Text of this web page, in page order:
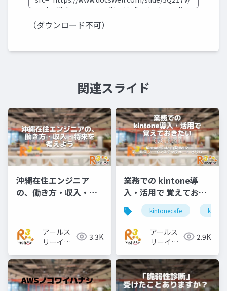
（ダウンロード不可）
関連スライド
沖縄在住エンジニア
の、働き方・収入・将
アールス
リーイン
ュート
3.3K
業務での kintone導
入・活用で 覚えておき
たい ○○○○
kintonecafe
アールス
リーイン
ュート
2.9K